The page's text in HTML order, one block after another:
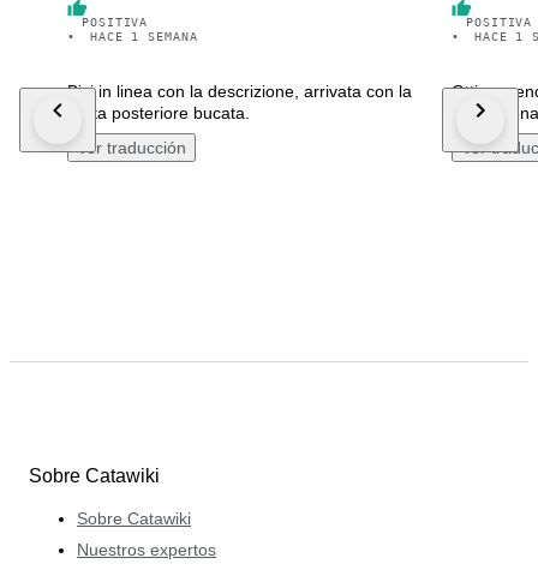
POSITIVA
•
HACE 1 SEMANA
Bici in linea con la descrizione, arrivata con la
ruota posteriore bucata.
Ver traducción
POSITIVA
•
HACE 1
Ottimo
Ver
Sobre Catawiki
Sobre Catawiki
Nuestros expertos